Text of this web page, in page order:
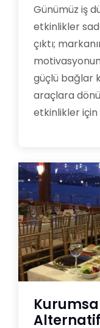
Günümüz iş
etkinlikler
çıktı;
güçlü bağlar
araçlara
etkinlikler için